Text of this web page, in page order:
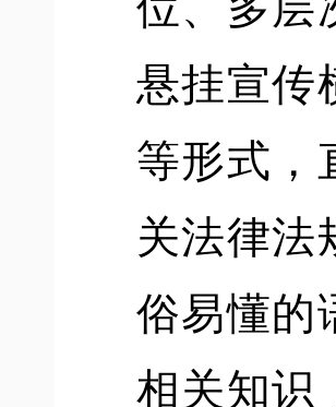
悬挂宣传
等形式，
关法律法
俗易懂的
相关知识